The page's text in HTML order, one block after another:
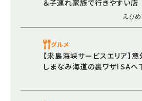
＆子連れ家族で行きやすい店
えひ
グルメ
【来島海峡サービスエリア】
しまなみ海道の裏ワザ！SA
に行ってみた（愛媛/今治市・